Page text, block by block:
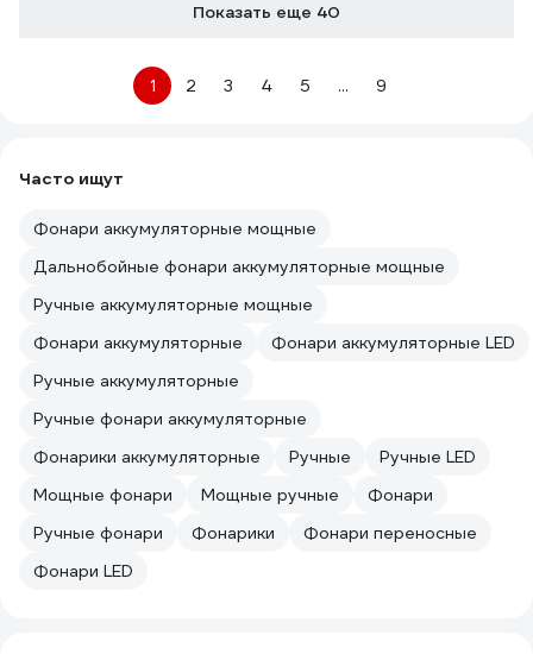
Показать еще 40
1 2 3 4 5 ... 9
Часто ищут
Фонари аккумуляторные мощные
Дальнобойные фонари аккумуляторные мощные
Ручные аккумуляторные мощные
Фонари аккумуляторные
Фонари аккумуляторные LED
Ручные аккумуляторные
Ручные фонари аккумуляторные
Фонарики аккумуляторные
Ручные
Ручные LED
Мощные фонари
Мощные ручные
Фонари
Ручные фонари
Фонарики
Фонари переносные
Фонари LED